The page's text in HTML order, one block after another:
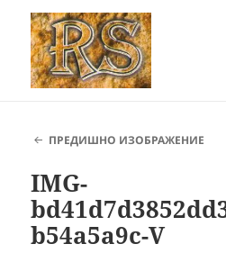
Каменоделски
ПРЕДИШНО ИЗОБРАЖЕНИЕ
IMG-
b54a5a9c-V